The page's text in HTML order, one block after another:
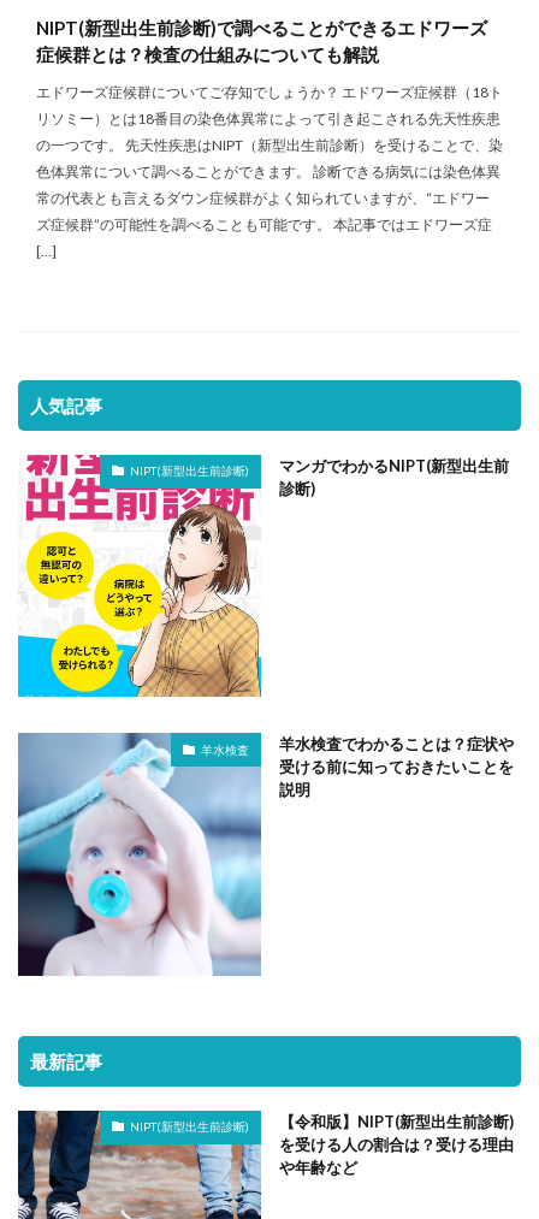
NIPT(新型出生前診断)で調べることができるエドワーズ
症候群とは？検査の仕組みについても解説
エドワーズ症候群についてご存知でしょうか？ エドワーズ症候群（18ト
リソミー）とは18番目の染色体異常によって引き起こされる先天性疾患
の一つです。 先天性疾患はNIPT（新型出生前診断）を受けることで、染
色体異常について調べることができます。 診断できる病気には染色体異
常の代表とも言えるダウン症候群がよく知られていますが、“エドワー
ズ症候群”の可能性を調べることも可能です。 本記事ではエドワーズ症
[…]
人気記事
NIPT(新型出生前診断)
マンガでわかるNIPT(新型出生前
診断)
羊水検査
羊水検査でわかることは？症状や
受ける前に知っておきたいことを
説明
最新記事
NIPT(新型出生前診断)
【令和版】NIPT(新型出生前診断)
を受ける人の割合は？受ける理由
や年齢など